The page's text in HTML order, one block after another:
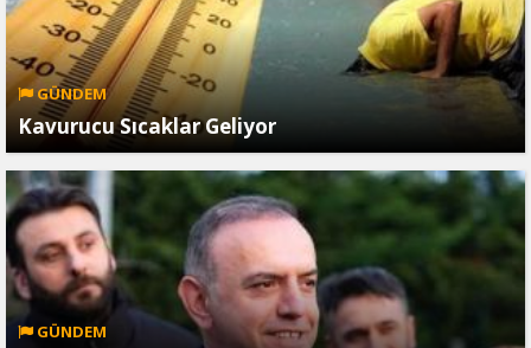
GÜNDEM
Kavurucu Sıcaklar Geliyor
GÜNDEM